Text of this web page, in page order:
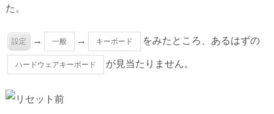
た。
設定 → 一般 → キーボード をみたところ、あるはずの
ハードウェアキーボード が見当たりません。